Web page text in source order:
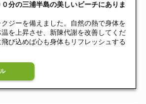
分の三浦半島の美しいビーチにありま
ジーを備えました。自然の熱で身体を
を上昇させ、新陳代謝を改善してくだ
び込めば心も身体もリフレッシュする